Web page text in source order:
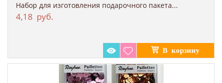
Набор для изготовления подарочного пакета...
4,18 руб.